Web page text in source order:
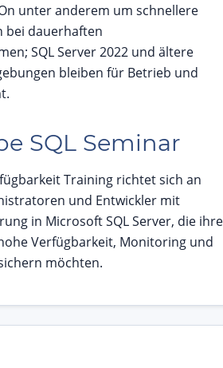
unter anderem um schnellere
bei dauerhaften
SQL Server 2022 und ältere
bleiben für Betrieb und
SQL Seminar
Training richtet sich an
und Entwickler mit
in Microsoft SQL Server, die ihre
Verfügbarkeit, Monitoring und
möchten.